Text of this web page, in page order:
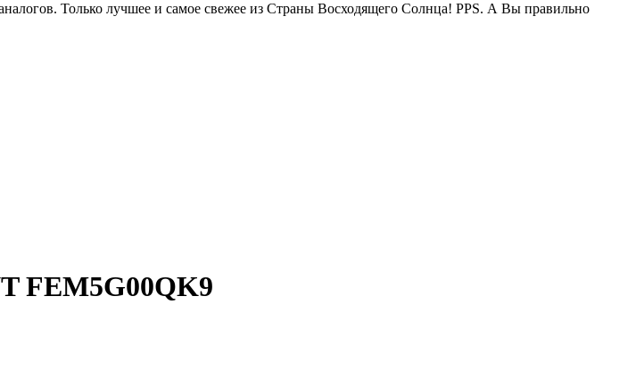
Только лучшее и самое свежее из Страны Восходящего Солнца! PPS. А Вы правильно
FEM5G00QK9